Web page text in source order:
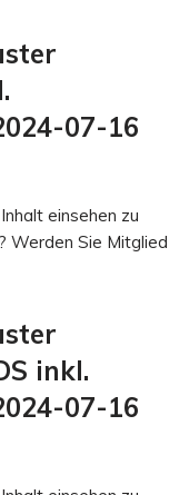
07-16
einsehen zu
Werden Sie Mitglied
inkl.
07-16